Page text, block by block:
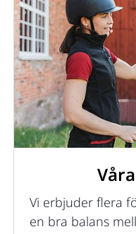
Vi erbjuder flera
en bra balans